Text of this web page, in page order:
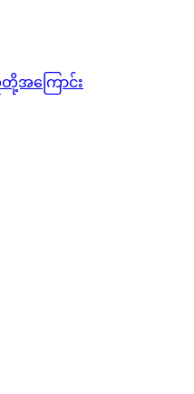
အကြောင်း